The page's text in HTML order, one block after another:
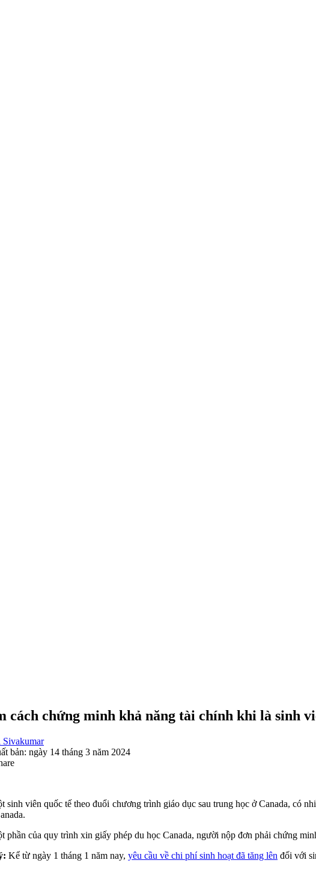
cách chứng minh khả năng tài chính khi là sinh
Sivakumar
bản: ngày 14 tháng 3 năm 2024
sinh viên quốc tế theo đuổi chương trình giáo dục sau trung học ở Canada, có
phần của quy trình xin giấy phép du học Canada, người nộp đơn phải chứng
Kể từ ngày 1 tháng 1 năm nay, yêu cầu về chi phí sinh hoạt đã tăng lên đối với